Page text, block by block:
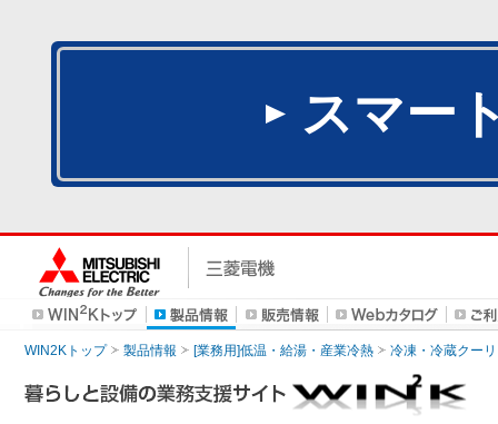
スマー
WIN2Kトップ 製品情報 [業務用]低温・給湯・産業冷熱 冷凍・冷蔵クー